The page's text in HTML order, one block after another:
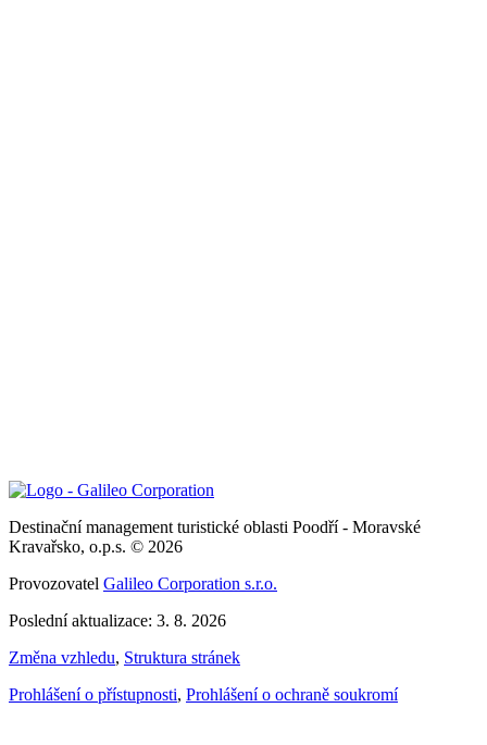
Destinační management turistické oblasti Poodří - Moravské
Kravařsko, o.p.s. © 2026
Provozovatel Galileo Corporation s.r.o.
Poslední aktualizace: 3. 8. 2026
Změna vzhledu, Struktura stránek
Prohlášení o přístupnosti, Prohlášení o ochraně soukromí